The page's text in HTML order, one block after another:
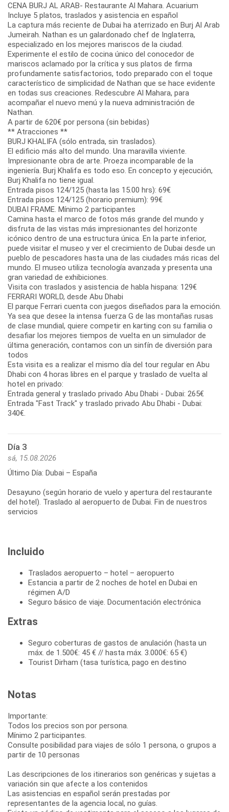
CENA BURJ AL ARAB- Restaurante Al Mahara. Acuarium
Incluye 5 platos, traslados y asistencia en español
La captura más reciente de Dubai ha aterrizado en Burj Al Arab
Jumeirah. Nathan es un galardonado chef de Inglaterra,
especializado en los mejores mariscos de la ciudad.
Experimente el estilo de cocina único del conocedor de
mariscos aclamado por la crítica y sus platos de firma
profundamente satisfactorios, todo preparado con el toque
característico de simplicidad de Nathan que se hace evidente
en todas sus creaciones. Redescubre Al Mahara, para
acompañar el nuevo menú y la nueva administración de
Nathan.
A partir de 620€ por persona (sin bebidas)
** Atracciones **
BURJ KHALIFA (sólo entrada, sin traslados).
El edificio más alto del mundo. Una maravilla viviente.
Impresionante obra de arte. Proeza incomparable de la
ingeniería. Burj Khalifa es todo eso. En concepto y ejecución,
Burj Khalifa no tiene igual.
Entrada pisos 124/125 (hasta las 15.00 hrs): 69€
Entrada pisos 124/125 (horario premium): 99€
DUBAI FRAME. Mínimo 2 participantes
Camina hasta el marco de fotos más grande del mundo y
disfruta de las vistas más impresionantes del horizonte
icónico dentro de una estructura única. En la parte inferior,
puede visitar el museo y ver el crecimiento de Dubai desde un
pueblo de pescadores hasta una de las ciudades más ricas del
mundo. El museo utiliza tecnología avanzada y presenta una
gran variedad de exhibiciones.
Visita con traslados y asistencia de habla hispana: 129€
FERRARI WORLD, desde Abu Dhabi
El parque Ferrari cuenta con juegos diseñados para la emoción.
Ya sea que desee la intensa fuerza G de las montañas rusas
de clase mundial, quiere competir en karting con su familia o
desafiar los mejores tiempos de vuelta en un simulador de
última generación, contamos con un sinfín de diversión para
todos
Esta visita es a realizar el mismo día del tour regular en Abu
Dhabi con 4 horas libres en el parque y traslado de vuelta al
hotel en privado:
Entrada general y traslado privado Abu Dhabi - Dubai: 265€
Entrada "Fast Track" y traslado privado Abu Dhabi - Dubai:
Día 3
sá, 15.08.2026
Último Día: Dubai – España
Desayuno (según horario de vuelo y apertura del restaurante
del hotel). Traslado al aeropuerto de Dubai. Fin de nuestros
Incluido
Traslados aeropuerto – hotel – aeropuerto
Estancia a partir de 2 noches de hotel en Dubai en
régimen A/D
Seguro básico de viaje. Documentación electrónica
Extras
Seguro coberturas de gastos de anulación (hasta un
máx. de 1.500€: 45 € // hasta máx. 3.000€: 65 €)
Tourist Dirham (tasa turística, pago en destino
Notas
Importante:
Todos los precios son por persona.
Mínimo 2 participantes.
Consulte posibilidad para viajes de sólo 1 persona, o grupos a
partir de 10 personas
Las descripciones de los itinerarios son genéricas y sujetas a
variación sin que afecte a los contenidos
Las asistencias en español serán prestadas por
representantes de la agencia local, no guías.